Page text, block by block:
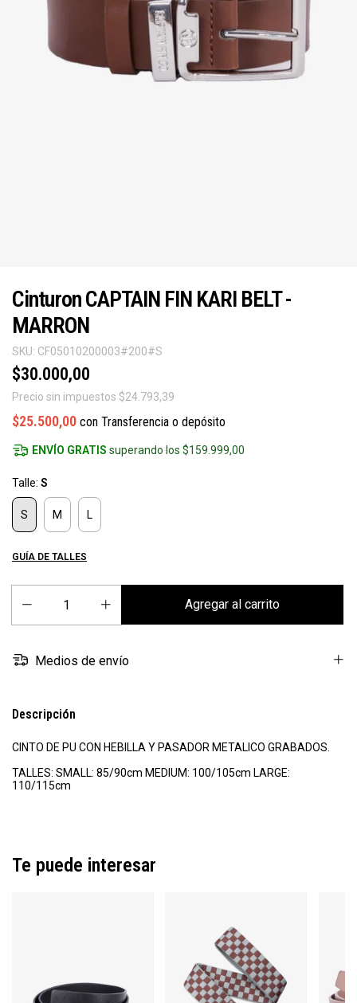
Cinturon CAPTAIN FIN KARI BELT -
MARRON
SKU: CF05010200003#200#S
$30.000,00
Precio sin impuestos $24.793,39
$25.500,00 con Transferencia o depósito
ENVÍO GRATIS superando los$159.999,00
Talle: S
S M L
GUÍA DE TALLES
Medios de envío
Descripción
CINTO DE PU CON HEBILLA Y PASADOR METALICO GRABADOS.
TALLES: SMALL: 85/90cm MEDIUM: 100/105cm LARGE:
110/115cm
Te puede interesar